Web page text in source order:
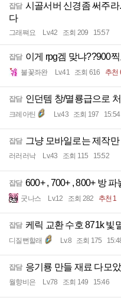
잡담 시골서버 신경좀 써주
다
그래쪄요 Lv.42 조회 209 15:57
잡담 이게 rpg겜 맞냐??900
불꽃좌완 Lv.41 조회 616 추천
잡담 인던템 창/멸룡급으로
크레아틴 Lv.43 조회 197 15:54
잡담 그냥 모바일로는 제작
러러러낙 Lv.43 조회 115 15:52
잡담 600+ , 700+ , 800+ 방 파
굿나스 Lv.12 조회 282 추천 1
잡담 케릭 교환 수호 871k 빛
디질뻔할래 Lv.8 조회 175
잡담 응기룡 만들 재료 다모았
월향비은 Lv.78 조회 149 15:46